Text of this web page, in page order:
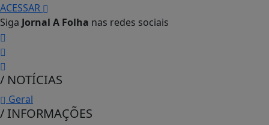
ACESSAR
Siga Jornal A Folha nas redes sociais
/ NOTÍCIAS
Geral
/ INFORMAÇÕES